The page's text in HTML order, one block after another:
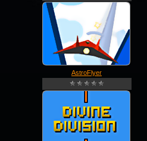
AstroFlyer